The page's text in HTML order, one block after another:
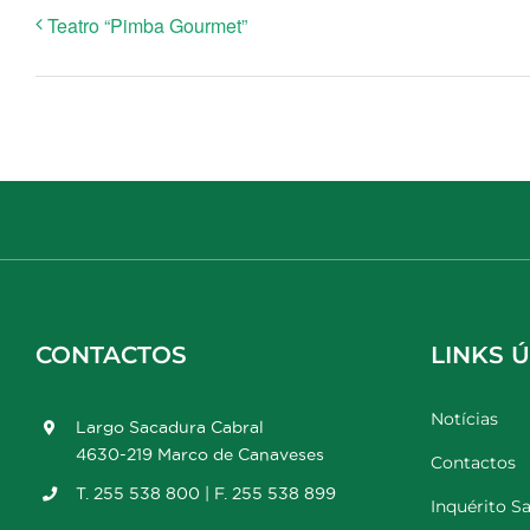
Teatro “Pimba Gourmet”
CONTACTOS
Largo Sacadura Cabral
4630-219 Marco de Canaveses
T. 255 538 800 | F. 255 538 899
LINKS
Notícias
Contactos
Inquérito